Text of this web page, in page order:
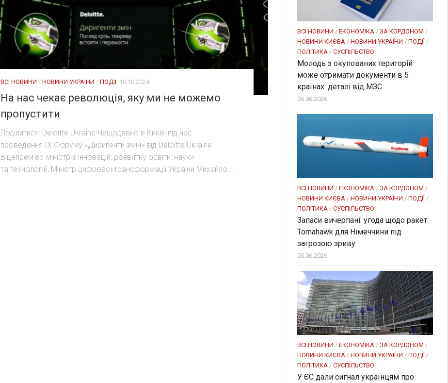
ВСІ НОВИНИ / НОВИНИ УКРАЇНИ / ПОДІЇ 10.10.2024
На нас чекає революція, яку ми не можемо
пропустити
Поділитися: Deloitte Ukraine Нещодавно в Києві під час
проведення IX Форуму «Диригенти змін» від Deloitte Ukraine
Віцепрем’єр-міністр з інновацій, розвитку освіти, науки
та технологій, Міністр цифрової трансформації України Михайло...
ВСІ НОВИНИ / ЕКОНОМІКА / ЗА КОРДОНОМ /
НОВИНИ КИЄВА / НОВИНИ УКРАЇНИ / ПОДІЇ /
ПОЛІТИКА / СУСПІЛЬСТВО
Молодь з окупованих територій
може отримати документи в 5
країнах: деталі від МЗС
05.06.2026
ВСІ НОВИНИ / ЕКОНОМІКА / ЗА КОРДОНОМ /
НОВИНИ КИЄВА / НОВИНИ УКРАЇНИ / ПОДІЇ /
ПОЛІТИКА / СУСПІЛЬСТВО
Запаси вичерпані: угода щодо ракет
Tomahawk для Німеччини під
загрозою зриву
05.06.2026
ВСІ НОВИНИ / ЕКОНОМІКА / ЗА КОРДОНОМ /
НОВИНИ КИЄВА / НОВИНИ УКРАЇНИ / ПОДІЇ /
ПОЛІТИКА / СУСПІЛЬСТВО
У ЄС дали сигнал українцям про